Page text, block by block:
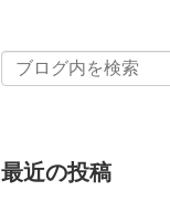
最近の投稿